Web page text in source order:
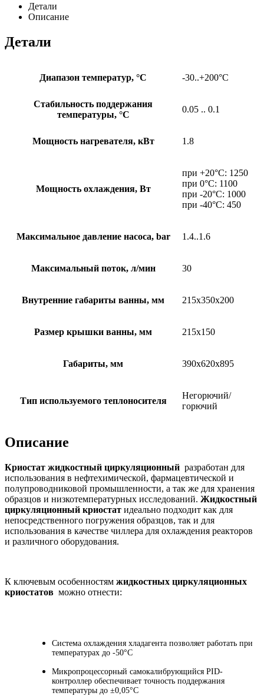
Детали
Описание
Детали
Диапазон температур, °С -30..+200°С
Стабильность поддержания
температуры, °С
0.05 .. 0.1
Мощность нагревателя, кВт 1.8
Мощность охлаждения, Вт
при +20°С: 1250
при 0°С: 1100
при -20°С: 1000
при -40°С: 450
Максимальное давление насоса, bar 1.4..1.6
Максимальный поток, л/мин 30
Внутренние габариты ванны, мм 215х350х200
Размер крышки ванны, мм 215х150
Габариты, мм 390х620х895
Тип используемого теплоносителя
Негорючий/
горючий
Описание
Криостат жидкостный циркуляционный разработан для
использования в нефтехимической, фармацевтической и
полупроводниковой промышленности, а так же для хранения
образцов и низкотемпературных исследований. Жидкостный
циркуляционный криостат идеально подходит как для
непосредственного погружения образцов, так и для
использования в качестве чиллера для охлаждения реакторов
и различного оборудования.
К ключевым особенностям жидкостных циркуляционных
криостатов можно отнести:
Система охлаждения хладагента позволяет работать при
температурах до -50°С
Микропроцессорный самокалибрующийся PID-
контроллер обеспечивает точность поддержания
температуры до ±0,05°С